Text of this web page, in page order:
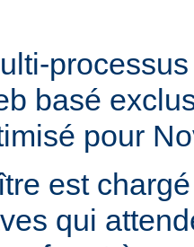
basé
pour
est
qui